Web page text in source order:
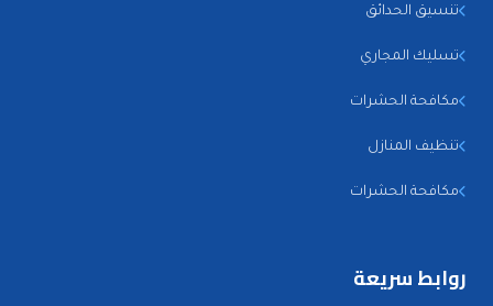
تنسيق الحدائق
تسليك المجاري
مكافحة الحشرات
تنظيف المنازل
مكافحة الحشرات
روابط سريعة